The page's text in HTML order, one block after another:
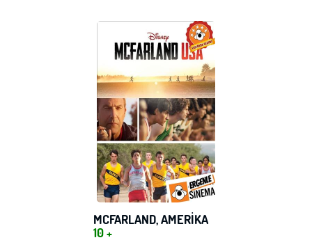
MCFARLAND, AMERİKA
10 +